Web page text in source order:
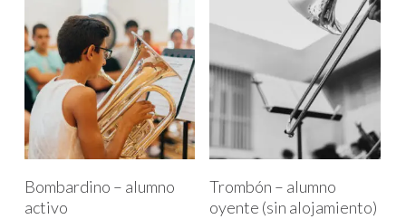
Añadir Al Carrito
Bombardino – alumno
activo
Añadir Al Carrito
Trombón – alumno
oyente (sin alojamiento)